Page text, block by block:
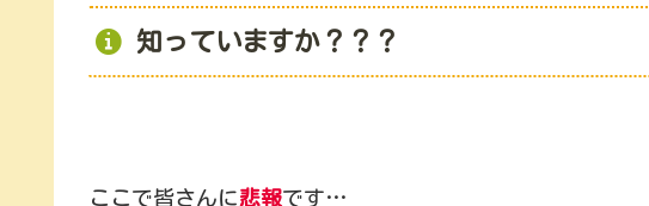
知っていますか？？？
ここで皆さんに悲報です…